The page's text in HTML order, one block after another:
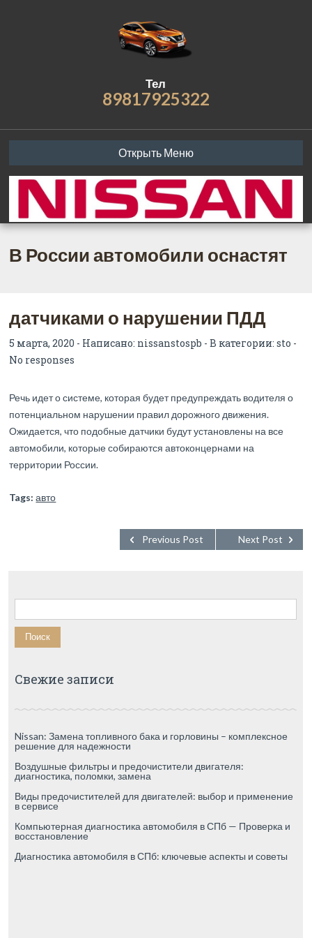
Тел
89817925322
Открыть Меню
В России автомобили оснастят
датчиками о нарушении ПДД
5 марта, 2020 - Написано: nissanstospb - В категории:sto -
No responses
Речь идет о системе, которая будет предупреждать водителя о
потенциальном нарушении правил дорожного движения.
Ожидается, что подобные датчики будут установлены на все
автомобили, которые собираются автоконцернами на
территории России.
Tags: авто
Next Post
Previous Post
Найти:
Свежие записи
Nissan: Замена топливного бака и горловины – комплексное
решение для надежности
Воздушные фильтры и предочистители двигателя:
диагностика, поломки, замена
Виды предочистителей для двигателей: выбор и применение
в сервисе
Компьютерная диагностика автомобиля в СПб — Проверка и
восстановление
Диагностика автомобиля в СПб: ключевые аспекты и советы